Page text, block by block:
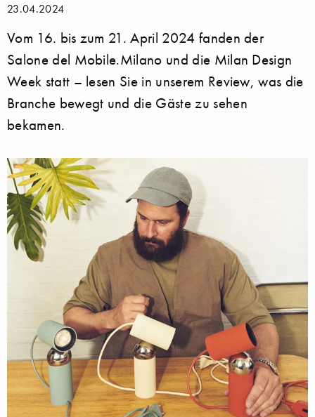
23.04.2024
Vom 16. bis zum 21. April 2024 fanden der
Salone del Mobile.Milano und die Milan Design
Week statt – lesen Sie in unserem Review, was die
Branche bewegt und die Gäste zu sehen
bekamen.